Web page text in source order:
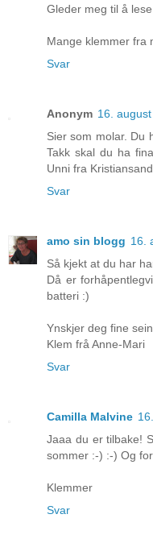
Gleder meg til å
Mange klemmer fra
Svar
Anonym 16.
Sier som molar. Du
Takk skal du ha
Unni fra Kristiansand
Svar
amo sin blogg 16.
Så kjekt at du har
Då er
batteri :)
Ynskjer deg fine
Klem frå Anne-Mari
Svar
Camilla Malvine
Jaaa du er tilbake!
sommer :-) :-) Og
Klemmer
Svar